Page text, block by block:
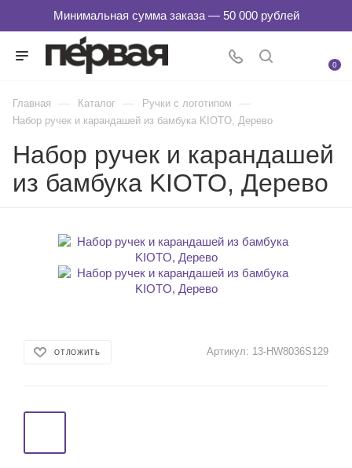
0
Главная — Каталог — Ручки с логотипом —
Набор ручек и карандашей из бамбука KIOTO, Дерево
Набор ручек и карандашей
из бамбука KIOTO, Дерево
ОТЛОЖИТЬ Артикул: 13-HW8036S129